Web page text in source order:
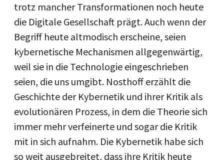
trotz mancher Transformationen noch heute
die Digitale Gesellschaft prägt. Auch wenn der
Begriff heute altmodisch erscheine, seien
kybernetische Mechanismen allgegenwärtig,
weil sie in die Technologie eingeschrieben
seien, die uns umgibt. Nosthoff erzählt die
Geschichte der Kybernetik und ihrer Kritik als
evolutionären Prozess, in dem die Theorie sich
immer mehr verfeinerte und sogar die Kritik
mit in sich aufnahm. Die Kybernetik habe sich
so weit ausgebreitet, dass ihre Kritik heute